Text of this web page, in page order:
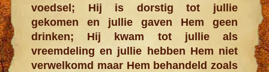
voedsel; Hij is dorstig tot jullie
gekomen en jullie gaven Hem geen
drinken; Hij kwam tot jullie als
vreemdeling en jullie hebben Hem niet
verwelkomd maar Hem behandeld zoals